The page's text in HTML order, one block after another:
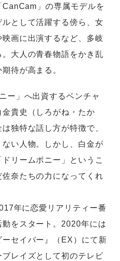
」の専属モデルを
として活躍する傍ら、女
画に出演するなど、多岐
大人の青春物語をかき乱
待が高まる。
ー」へ出資するベンチャ
貴史（しろがね・たか
独特な話し方が特徴で、
い人物。しかし、白金が
リームポニー」というこ
奈たちの力になってくれ
年に恋愛リアリティー番
をスタート。2020年には
セイバー』（EX）にて新
レイズとして初のテレビ